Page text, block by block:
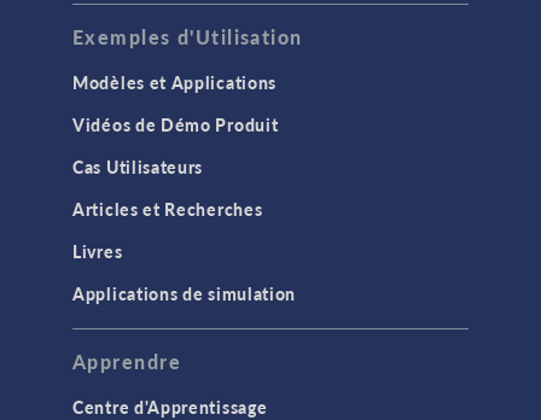
Exemples d'Utilisation
Modèles et Applications
Vidéos de Démo Produit
Cas Utilisateurs
Articles et Recherches
Livres
Applications de simulation
Apprendre
Centre d'Apprentissage